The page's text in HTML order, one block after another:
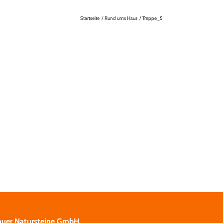
Startseite Rund ums Haus Treppe_5